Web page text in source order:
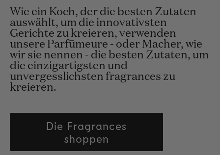
Wie ein Koch, der die besten Zutaten
auswählt, um die innovativsten
Gerichte zu kreieren, verwenden
unsere Parfümeure - oder Macher, wie
wir sie nennen - die besten Zutaten, um
die einzigartigsten und
unvergesslichsten fragrances zu
kreieren.
Die Fragrances
shoppen